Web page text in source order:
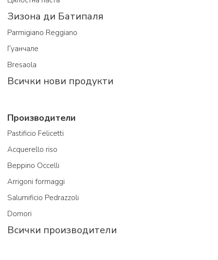
Зизона ди Батипаля
Parmigiano Reggiano
Гуанчале
Bresaola
Всички нови продукти
Производители
Pastificio Felicetti
Acquerello riso
Beppino Occelli
Arrigoni formaggi
Salumificio Pedrazzoli
Domori
Всички производители